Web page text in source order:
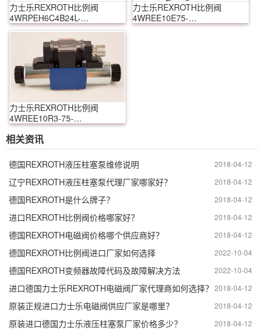
力士乐REXROTH比例阀
4WRPEH6C4B24L-
3X/G24K31/F1V
力士乐REXROTH比例阀
4WREE10E75-
2X/G24K31/A1V
力士乐REXROTH比例阀
4WREE10R3-75-
2X/G24K31/A1V
相关资讯
2018-04-12
德国REXROTH液压柱塞泵维修说明
2018-04-12
辽宁REXROTH液压柱塞泵代理厂家哪家好？
2018-04-12
德国REXROTH是什么牌子？
2018-04-12
进口REXROTH比例阀价格哪家好？
2018-04-12
德国REXROTH电磁阀价格哪个供应商好？
2022-10-04
德国REXROTH比例阀进口厂家如何选择
2022-10-04
德国REXROTH变频器故障代码及故障解决方法
2018-04-12
进口德国力士乐REXROTH电磁阀厂家代理商如何选择？
2018-04-12
原装正规进口力士乐电磁阀供应厂家是哪里？
2018-04-12
原装进口德国力士乐液压柱塞泵厂家价格多少？